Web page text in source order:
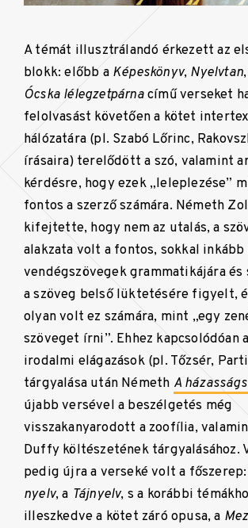
A témát illusztrálandó érkezett az
blokk: előbb a Képeskönyv, Nyelvtan
Ócska lélegzetpárnacímű verseket
felolvasást követően a kötet
hálózatára (pl. Szabó Lőrinc,
írásaira) terelődött a szó, valamint
kérdésre, hogy ezek „leleplezése”
fontos a szerző számára. Németh
kifejtette, hogy nem az utalás, a
alakzata volt a fontos, sokkal inkább
vendégszövegek grammatikájára és
a szöveg belső lüktetésére figyelt,
olyan volt ez számára, mint „egy
szöveget írni”. Ehhez kapcsolódóan
irodalmi elágazások (pl. Tőzsér,
tárgyalása után Németh A
újabb versével a beszélgetés még
visszakanyarodott a zoofília,
Duffy költészetének tárgyalásához.
pedig újra a verseké volt a főszerep:
nyelv, a Tájnyelv, s a korábbi
illeszkedve a kötet záró opusa, a